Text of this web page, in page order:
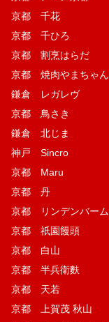
京都 千花
京都 千ひろ
京都 割烹はらだ
京都 焼肉やまちゃん
鎌倉 レガレヴ
京都 鳥さき
鎌倉 北じま
神戸 Sincro
京都 Maru
京都 丹
京都 リンデンバーム
京都 祇園饅頭
京都 白山
京都 半兵衛麩
京都 天若
京都 上賀茂 秋山